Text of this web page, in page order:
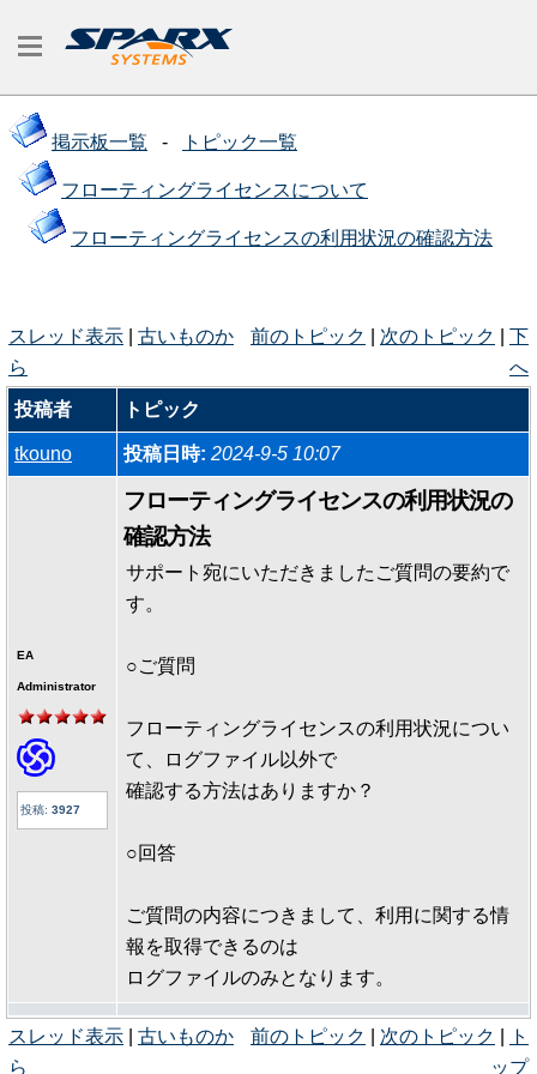
掲示板一覧 - トピック一覧
フローティングライセンスについて
フローティングライセンスの利用状況の確認方法
スレッド表示
古いものか
ら
前のトピック 次のトピック
下
へ
投稿者 トピック
tkouno 投稿日時: 2024-9-5 10:07
EA
Administrator
投稿: 3927
フローティングライセンスの利用状況の
確認方法
サポート宛にいただきましたご質問の要約で
す。
○ご質問
フローティングライセンスの利用状況につい
て、ログファイル以外で
確認する方法はありますか？
○回答
ご質問の内容につきまして、利用に関する情
報を取得できるのは
ログファイルのみとなります。
スレッド表示
古いものか
ら
前のトピック 次のトピック
ト
ップ